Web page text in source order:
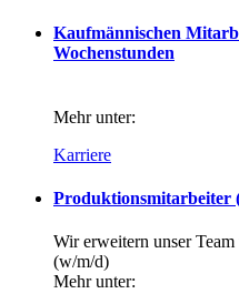
Kaufmännischen
Wochenstunden
Mehr unter:
Karriere
Produktionsmitarbeiter
Wir erweitern unser
(w/m/d)
Mehr unter: